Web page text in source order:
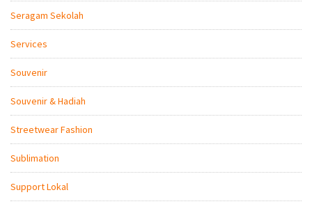
Seragam Sekolah
Services
Souvenir
Souvenir & Hadiah
Streetwear Fashion
Sublimation
Support Lokal